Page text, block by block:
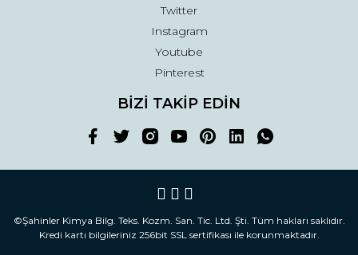
Twitter
Instagram
Youtube
Pinterest
BİZİ TAKİP EDİN
©Şahinler Kimya Bilg. Teks. Kozm. San. Tic. Ltd. Şti. Tüm hakları saklıdır.
Kredi kartı bilgileriniz 256bit SSL sertifikası ile korunmaktadır.